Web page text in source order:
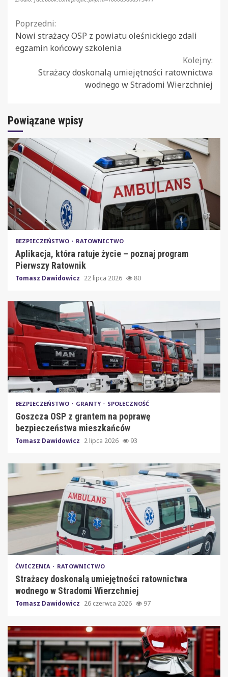
Continue
Reading
Poprzedni:
Nowi strażacy OSP z powiatu oleśnickiego zdali
egzamin końcowy szkolenia
Kolejny:
Strażacy doskonalą umiejętności ratownictwa
wodnego w Stradomi Wierzchniej
Powiązane wpisy
BEZPIECZEŃSTWO RATOWNICTWO
Aplikacja, która ratuje życie – poznaj program
Pierwszy Ratownik
Tomasz Dawidowicz 22 lipca 2026 80
BEZPIECZEŃSTWO GRANTY SPOŁECZNOŚĆ
Goszcza OSP z grantem na poprawę
bezpieczeństwa mieszkańców
Tomasz Dawidowicz 2 lipca 2026 93
ĆWICZENIA RATOWNICTWO
Strażacy doskonalą umiejętności ratownictwa
wodnego w Stradomi Wierzchniej
Tomasz Dawidowicz 26 czerwca 2026 97